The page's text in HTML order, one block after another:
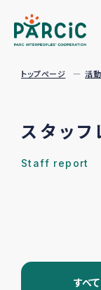
トップページ 活
スタッ
Staff report
すべて